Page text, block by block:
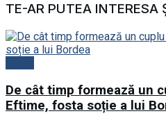
TE-AR PUTEA INTERESA
De cât timp formează un
Eftime, fosta soție a lui